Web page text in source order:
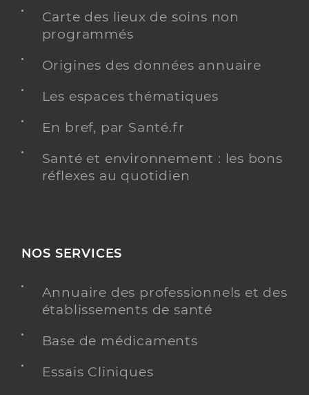
Carte des lieux de soins non
programmés
Origines des données annuaire
Les espaces thématiques
En bref, par Santé.fr
Santé et environnement : les bons
réflexes au quotidien
NOS SERVICES
Annuaire des professionnels et des
établissements de santé
Base de médicaments
Essais Cliniques